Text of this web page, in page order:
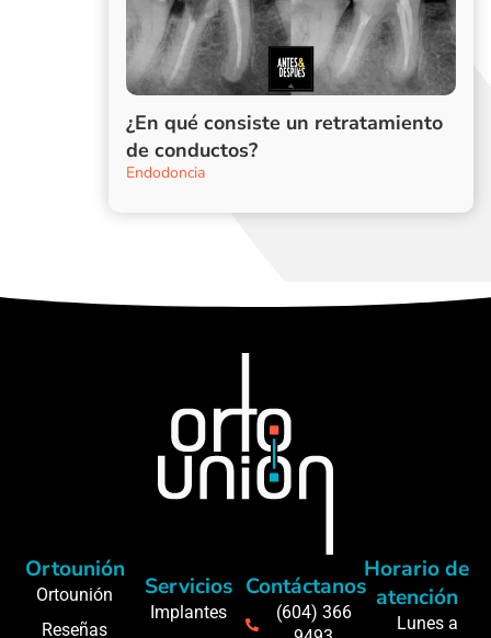
¿En qué consiste un retratamiento
de conductos?
Endodoncia
Ortounión
Ortounión
Reseñas
Servicios
Implantes
Contáctanos
(604) 366
Horario de
atención
Lunes a